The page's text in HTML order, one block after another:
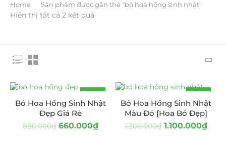
Home Sản phẩm được gắn thẻ “bó hoa hồng sinh nhật”
Hiển thị tất cả 2 kết quả
-25%
Bó Hoa Hồng Sinh Nhật
Đẹp Giá Rẻ
880.000₫ 660.000₫
-15%
Bó Hoa Hồng Sinh Nhật
Màu Đỏ [Hoa Bó Đẹp]
1.300.000₫ 1.100.000₫